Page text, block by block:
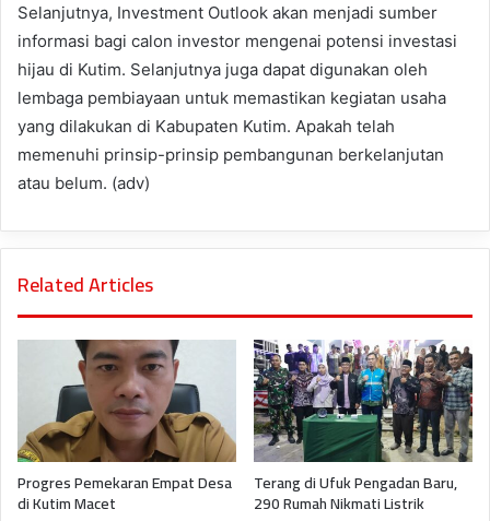
Selanjutnya, Investment Outlook akan menjadi sumber
informasi bagi calon investor mengenai potensi investasi
hijau di Kutim. Selanjutnya juga dapat digunakan oleh
lembaga pembiayaan untuk memastikan kegiatan usaha
yang dilakukan di Kabupaten Kutim. Apakah telah
memenuhi prinsip-prinsip pembangunan berkelanjutan
atau belum. (adv)
Related Articles
Progres Pemekaran Empat Desa
di Kutim Macet
Terang di Ufuk Pengadan Baru,
290 Rumah Nikmati Listrik